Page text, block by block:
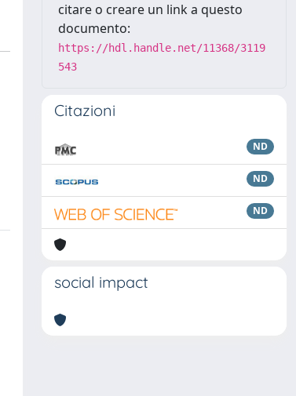
citare o creare un link a questo
documento:
https://hdl.handle.net/11368/3119
543
Citazioni
ND
ND
ND
social impact